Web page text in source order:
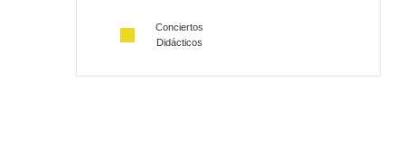
Conciertos
Didácticos